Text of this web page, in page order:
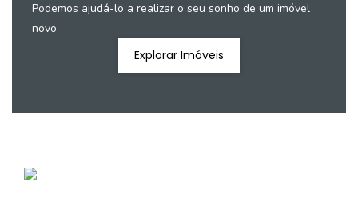
Podemos ajudá-lo a realizar o seu sonho de um imóvel
novo
Explorar Imóveis